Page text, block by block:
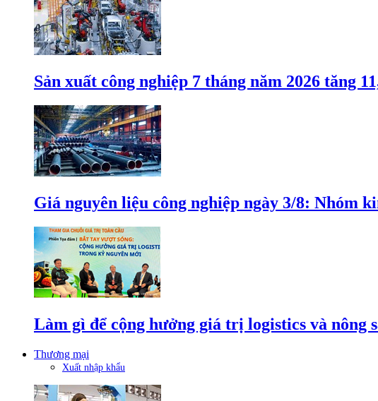
Sản xuất công nghiệp 7 tháng năm 2026 tăng
Giá nguyên liệu công nghiệp ngày 3/8: Nhóm
Làm gì để cộng hưởng giá trị logistics và nông
Thương mại
Xuất nhập khẩu